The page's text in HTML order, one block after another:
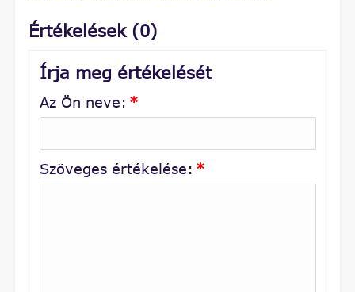
Értékelések (0)
Írja meg értékelését
Az Ön neve: *
Szöveges értékelése: *